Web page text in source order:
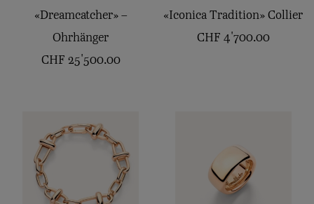
«Dreamcatcher» –
Ohrhänger
CHF 25'500.00
«Iconica Tradition» Collier
CHF 4'700.00